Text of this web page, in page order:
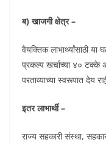
ब) खाजगी क्षेत्र –
वैयक्तिक लाभार्थ्यांसाठी
प्रकल्प खर्चाच्या ४० टक्के
परताव्याच्या स्वरूपात देय
इतर लाभार्थी –
राज्य सहकारी संस्था,